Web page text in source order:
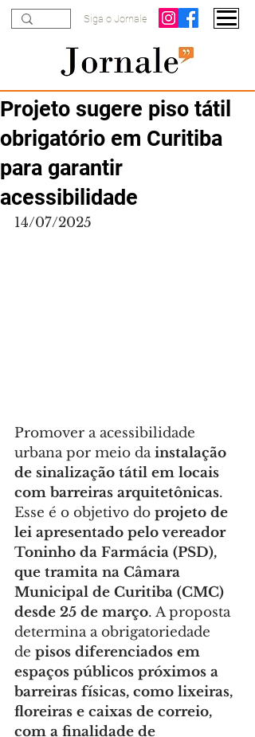
Siga o Jornale
Projeto sugere piso tátil
obrigatório em Curitiba
para garantir
acessibilidade
14/07/2025
Promover a acessibilidade
urbana por meio da instalação
de sinalização tátil em locais
com barreiras arquitetônicas.
Esse é o objetivo do projeto de
lei apresentado pelo vereador
Toninho da Farmácia (PSD),
que tramita na Câmara
Municipal de Curitiba (CMC)
desde 25 de março. A proposta
determina a obrigatoriedade
de pisos diferenciados em
espaços públicos próximos a
barreiras físicas, como lixeiras,
floreiras e caixas de correio,
com a finalidade de